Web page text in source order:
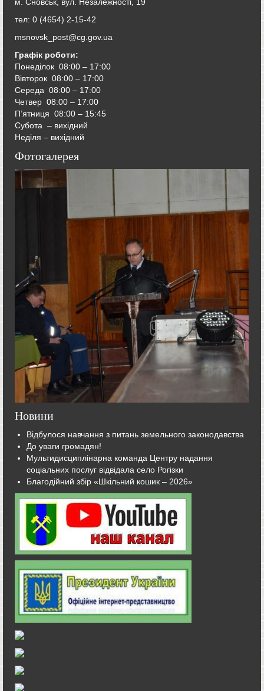
тел: 0 (4654) 2-15-42
msnovsk_post@cg.gov.ua
Графік роботи:
Понеділок 08:00 – 17:00
Вівторок 08:00 – 17:00
Середа 08:00 – 17:00
Четвер 08:00 – 17:00
П’ятниця 08:00 – 15:45
Субота – вихідний
Неділя – вихідний
Фотогалерея
Новини
Відбулося навчання з питань земельного законодавства
До уваги громадян!
Мультидисциплінарна команда Центру надання
соціальних послуг відвідала село Рогізки
Благодійний збір «Шкільний кошик – 2026»